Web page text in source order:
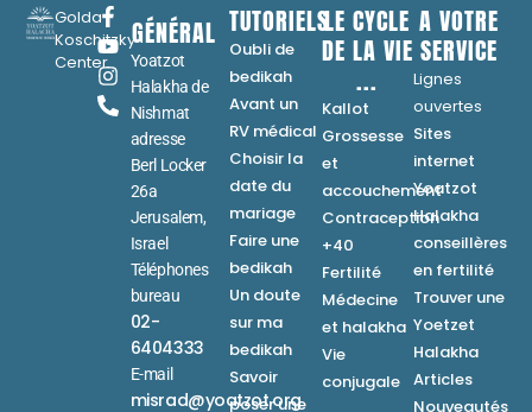
Golda
Koschitzky
Center
GÉNÉRAL
Yoatzot
Halakha de
Nishmat
adresse
Berl Locker
26a
Jerusalem,
Israel
Téléphones
bureau
02-
6404333
E-mail
misrad@yoatzot.org
TUTORIELS
Oubli de
bedikah
Avant un
RV médical
Choisir la
date du
mariage
Faire une
bedikah
Un doute
sur ma
bedikah
Savoir
poser une
LE CYCLE
DE LA VIE
...
Kallot
Grossesse
et
accouchement
Contraception
+40
Fertilité
Médecine
et halakha
Vie
conjugale
A VOTRE
SERVICE
Lignes
ouvertes
Sites
internet
Yoatzot
Halakha
conseillères
en fertilité
Trouver une
Yoetzet
Halakha
Articles
Nouveautés